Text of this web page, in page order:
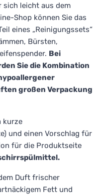
sich leicht aus dem
Shop können Sie das
eines „Reinigungssets“
Bürsten,
Bei
Sie die Kombination
großen Verpackung
kurze
und einen Vorschlag für
für die Produktseite
Duft frischer
Fett und